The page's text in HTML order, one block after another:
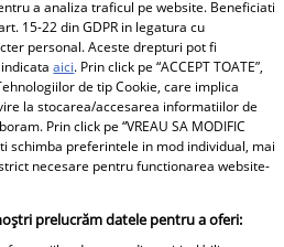
a analiza traficul pe website. Beneficiati
15-22 din GDPR in legatura cu
personal. Aceste drepturi pot fi
indicataaici. Prin click pe “ACCEPT TOATE”,
de tip Cookie, care implica
la stocarea/accesarea informatiilor de
Prin click pe “VREAU SA MODIFIC
schimba preferintele in mod individual, mai
necesare pentru functionarea website-
prelucrăm datele pentru a oferi: